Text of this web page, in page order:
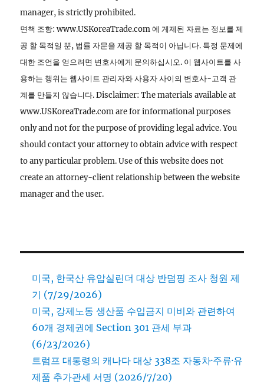
manager, is strictly prohibited.
면책 조항: www.USKoreaTrade.com 에 게제된 자료는 정보를 제
공 할 목적일 뿐, 법률 자문을 제공 할 목적이 아닙니다. 특정 문제에
대한 조언을 얻으려면 변호사에게 문의하십시오. 이 웹사이트를 사
용하는 행위는 웹사이트 관리자와 사용자 사이의 변호사-고객 관
계를 만들지 않습니다. Disclaimer: The materials available at
www.USKoreaTrade.com are for informational purposes
only and not for the purpose of providing legal advice. You
should contact your attorney to obtain advice with respect
to any particular problem. Use of this website does not
create an attorney-client relationship between the website
manager and the user.
미국, 한국산 유압실린더 대상 반덤핑 조사 청원 제
기 (7/29/2026)
미국, 강제노동 생산품 수입금지 미비와 관련하여
60개 경제권에 Section 301 관세 부과
(6/23/2026)
트럼프 대통령의 캐나다 대상 338조 자동차·주류·유
제품 추가관세 서명 (2026/7/20)